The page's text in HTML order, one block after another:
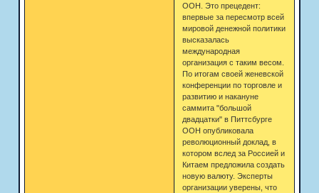
ООН. Это прецедент:
впервые за пересмотр всей
мировой денежной политики
высказалась
международная
организация с таким весом.
По итогам своей женевской
конференции по торговле и
развитию и накануне
саммита "большой
двадцатки" в Питтсбурге
ООН опубликовала
революционный доклад, в
котором вслед за Россией и
Китаем предложила создать
новую валюту. Эксперты
организации уверены, что